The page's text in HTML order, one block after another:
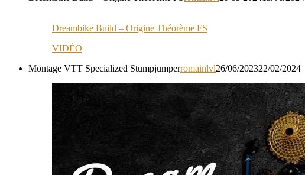
Dreambike Build – Origine Théorème FS
VIDÉO
Montage VTT Specialized Stumpjumperromainlvl26/06/202322/02/2024